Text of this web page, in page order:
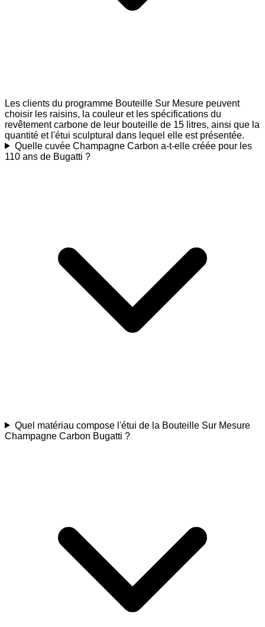
Les clients du programme Bouteille Sur Mesure peuvent
choisir les raisins, la couleur et les spécifications du
revêtement carbone de leur bouteille de 15 litres, ainsi que la
quantité et l'étui sculptural dans lequel elle est présentée.
Quelle cuvée Champagne Carbon a-t-elle créée pour les
110 ans de Bugatti ?
Quel matériau compose l'étui de la Bouteille Sur Mesure
Champagne Carbon Bugatti ?